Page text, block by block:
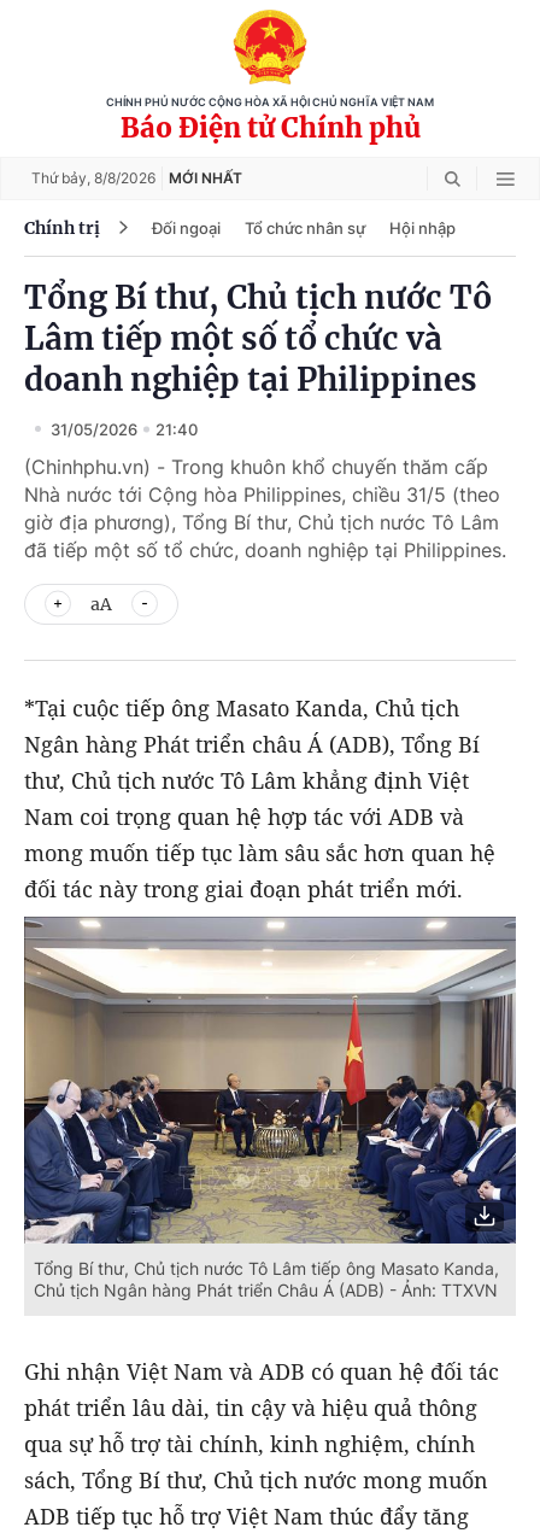
CHÍNH PHỦ NƯỚC CỘNG HÒA XÃ HỘI CHỦ NGHĨA VIỆT NAM
Báo Điện tử Chính phủ
Thứ bảy, 8/8/2026 MỚI NHẤT
Chính trị Đối ngoại Tổ chức nhân sự Hội nhập
Tổng Bí thư, Chủ tịch nước Tô
Lâm tiếp một số tổ chức và
doanh nghiệp tại Philippines
31/05/2026 21:40
(Chinhphu.vn) - Trong khuôn khổ chuyến thăm cấp
Nhà nước tới Cộng hòa Philippines, chiều 31/5 (theo
giờ địa phương), Tổng Bí thư, Chủ tịch nước Tô Lâm
đã tiếp một số tổ chức, doanh nghiệp tại Philippines.
aA
*Tại cuộc tiếp ông Masato Kanda, Chủ tịch
Ngân hàng Phát triển châu Á (ADB), Tổng Bí
thư, Chủ tịch nước Tô Lâm khẳng định Việt
Nam coi trọng quan hệ hợp tác với ADB và
mong muốn tiếp tục làm sâu sắc hơn quan hệ
đối tác này trong giai đoạn phát triển mới.
Tổng Bí thư, Chủ tịch nước Tô Lâm tiếp ông Masato Kanda,
Chủ tịch Ngân hàng Phát triển Châu Á (ADB) - Ảnh: TTXVN
Ghi nhận Việt Nam và ADB có quan hệ đối tác
phát triển lâu dài, tin cậy và hiệu quả thông
qua sự hỗ trợ tài chính, kinh nghiệm, chính
sách, Tổng Bí thư, Chủ tịch nước mong muốn
ADB tiếp tục hỗ trợ Việt Nam thúc đẩy tăng